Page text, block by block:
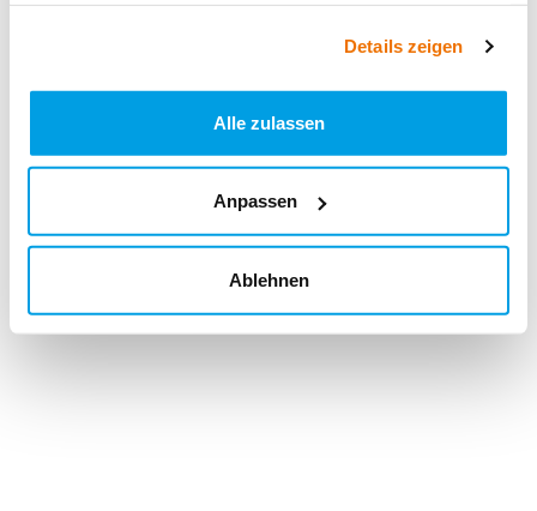
Details zeigen
Alle zulassen
Anpassen
Ablehnen